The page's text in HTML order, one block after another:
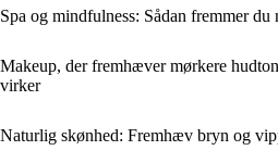
Spa og mindfulness: Sådan fremmer
Makeup, der fremhæver mørkere
virker
Naturlig skønhed: Fremhæv bryn og